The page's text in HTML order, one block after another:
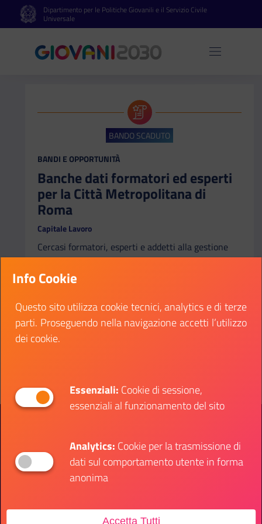
Vai al contenuto principale
Vai al footerDipartimento per le Politiche Giovanili e il Servizio Civile
Universale
Apri
BANDO SCADUTO
CATEGORIA:
BANDI E OPPORTUNITÀ
Banche dati formatori ed esperti
per la Città Metropolitana di
Roma
Capitale Lavoro
Cercasi formatori, esperti e addetti alla gestione
dei corsi per svolgere attività di formazione presso
i Centri di Formazione Professionale. I requisiti
pubblico. L'incarico sarà regolato con contratto.
Data fine:
30 giugno 2022
Info Cookie
Questo sito utilizza cookie tecnici, analytics e di terze
parti. Proseguendo nella navigazione accetti l’utilizzo
dei cookie.
Essenziali: Cookie di sessione,
essenziali al funzionamento del sito
Analytics: Cookie per la trasmissione di
dati sul comportamento utente in forma
anonima
Accetta Tutti